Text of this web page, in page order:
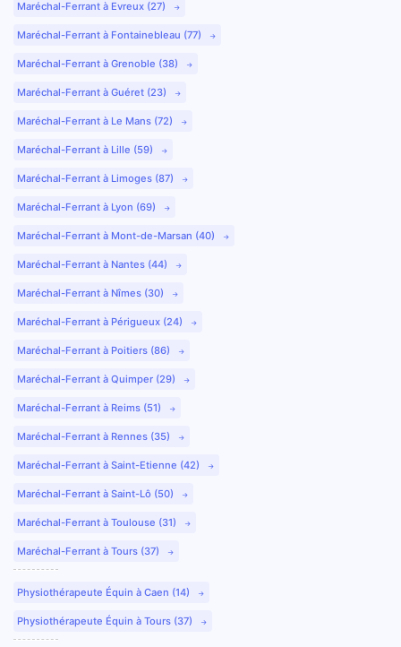
Maréchal-Ferrant à Evreux (27)
Maréchal-Ferrant à Fontainebleau (77)
Maréchal-Ferrant à Grenoble (38)
Maréchal-Ferrant à Guéret (23)
Maréchal-Ferrant à Le Mans (72)
Maréchal-Ferrant à Lille (59)
Maréchal-Ferrant à Limoges (87)
Maréchal-Ferrant à Lyon (69)
Maréchal-Ferrant à Mont-de-Marsan (40)
Maréchal-Ferrant à Nantes (44)
Maréchal-Ferrant à Nîmes (30)
Maréchal-Ferrant à Périgueux (24)
Maréchal-Ferrant à Poitiers (86)
Maréchal-Ferrant à Quimper (29)
Maréchal-Ferrant à Reims (51)
Maréchal-Ferrant à Rennes (35)
Maréchal-Ferrant à Saint-Etienne (42)
Maréchal-Ferrant à Saint-Lô (50)
Maréchal-Ferrant à Toulouse (31)
Maréchal-Ferrant à Tours (37)
Physiothérapeute Équin à Caen (14)
Physiothérapeute Équin à Tours (37)